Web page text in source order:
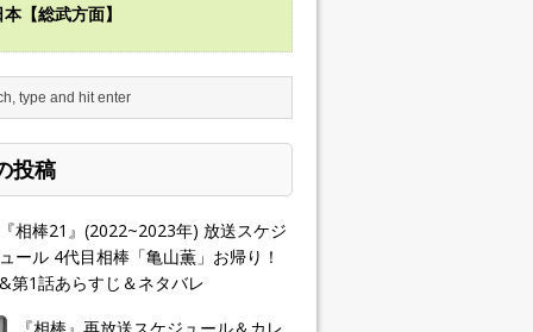
【総武方面】
投稿
『相棒21』(2022~2023年) 放送スケジ
ュール 4代目相棒「亀山薫」お帰り！
&第1話あらすじ＆ネタバレ
『相棒』再放送スケジュール＆カレ